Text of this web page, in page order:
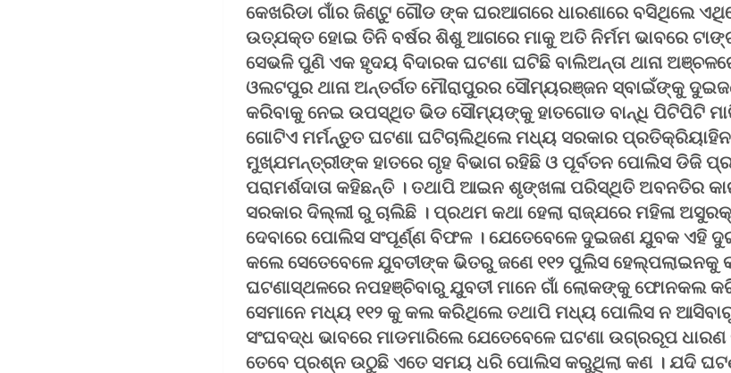
କେଖରିଡା ଗାଁର ଜିଣ୍ଟୁ ଗୌଡ ଙ୍କ ଘରଆଗରେ ଧାରଣାରେ ବସିଥିଲେ
ଉତ୍ଯକ୍ତ ହୋଇ ତିନି ବର୍ଷର ଶିଶୁ ଆଗରେ ମାକୁ ଅତି ନିର୍ମମ ଭାବରେ
ସେଭଳି ପୁଣି ଏକ ହୃଦୟ ବିଦାରକ ଘଟଣା ଘଟିଛି ବାଲିଅନ୍ତା ଥାନା
ଓଲଟପୁର ଥାନା ଅନ୍ତର୍ଗତ ମୌରାପୁରର ସୌମ୍ୟରଞ୍ଜନ ସ୍ବାଇଁଙ୍କୁ
କରିବାକୁ ନେଇ ଉପସ୍ଥିତ ଭିଡ ସୌମ୍ୟଙ୍କୁ ହାତଗୋଡ ବାନ୍ଧି ପିଟିପିଟି
ଗୋଟିଏ ମର୍ମନ୍ତୁତ ଘଟଣା ଘଟିଚାଲିଥିଲେ ମଧ୍ୟ ସରକାର
ମୁଖ୍ଯମନ୍ତ୍ରୀଙ୍କ ହାତରେ ଗୃହ ବିଭାଗ ରହିଛି ଓ ପୂର୍ବତନ ପୋଲିସ ଡିଜି
ପରାମର୍ଶଦାତା କହିଛନ୍ତି । ତଥାପି ଆଇନ ଶୃଙ୍ଖଳା ପରିସ୍ଥିତି ଅବନତିର
ସରକାର ଦିଲ୍ଲୀ ରୁ ଚାଲିଛି । ପ୍ରଥମ କଥା ହେଲା ରାଜ୍ଯରେ ମହିଳା
ଦେବାରେ ପୋଲିସ ସଂପୂର୍ଣ୍ଣ ବିଫଳ । ଯେତେବେଳେ ଦୁଇଜଣ ଯୁବକ ଏହି
କଲେ ସେତେବେଳେ ଯୁବତୀଙ୍କ ଭିତରୁ ଜଣେ ୧୧୨ ପୁଲିସ
ଘଟଣାସ୍ଥଳରେ ନପହଞ୍ଚିବାରୁ ଯୁବତୀ ମାନେ ଗାଁ ଲୋକଙ୍କୁ ଫୋନକଲ
ସେମାନେ ମଧ୍ୟ ୧୧୨ କୁ କଲ କରିଥିଲେ ତଥାପି ମଧ୍ୟ ପୋଲିସ ନ
ସଂଘବଦ୍ଧ ଭାବରେ ମାଡମାରିଲେ ଯେତେବେଳେ ଘଟଣା ଉଗ୍ରରୂପ
ତେବେ ପ୍ରଶ୍ନ ଉଠୁଛି ଏତେ ସମୟ ଧରି ପୋଲିସ କରୁଥିଲା କଣ । ଯଦି